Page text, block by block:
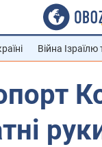
Війна Ізраїлю